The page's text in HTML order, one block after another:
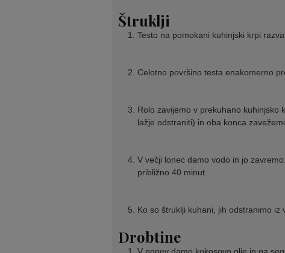
Štruklji
Testo na pomokani kuhinjski krpi
Celotno površino testa enakomerno
Rolo zavijemo v prekuhano kuhinjsko
lažje odstraniti) in oba konca
V večji lonec damo vodo in jo
približno 40 minut.
Ko so štruklji kuhani, jih odstranimo
Drobtine
V ponev damo kokosovo olje in ga